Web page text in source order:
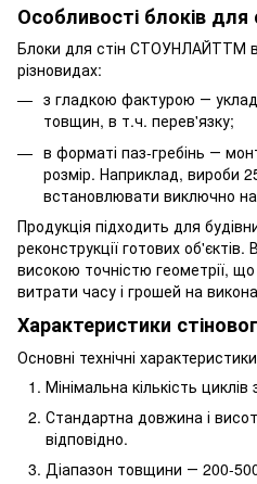
Особливості блоків
Блоки для стін СТОУНЛАЙТТМ
різновидах:
з гладкою фактурою ―
товщин, в т.ч. перев'язку;
в форматі паз-гребінь ―
розмір. Наприклад, вироби
встановлювати виключно
Продукція підходить для
реконструкції готових
високою точністю геометрії, що
витрати часу і грошей на
Характеристики
Основні технічні
Мінімальна кількість
Стандартна довжина і
відповідно.
Діапазон товщини ― 200-